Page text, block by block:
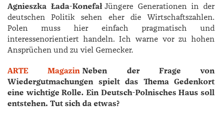
Agnieszka Łada-Konefał Jüngere Generationen in der
deutschen Politik sehen eher die Wirtschaftszahlen.
Polen muss hier einfach pragmatisch und
interessenorientiert handeln. Ich warne vor zu hohen
Ansprüchen und zu viel Gemecker.
ARTE Magazin Neben der Frage von
Wiedergutmachungen spielt das Thema Gedenkort
eine wichtige Rolle. Ein Deutsch-Polnisches Haus soll
entstehen. Tut sich da etwas?